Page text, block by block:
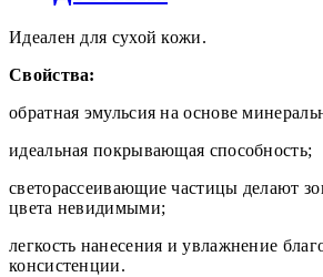
Идеален для сухой кожи.
Свойства:
обратная эмульсия на основе
идеальная покрывающая способность;
светорассеивающие частицы делают
цвета невидимыми;
легкость нанесения и увлажнение
консистенции.